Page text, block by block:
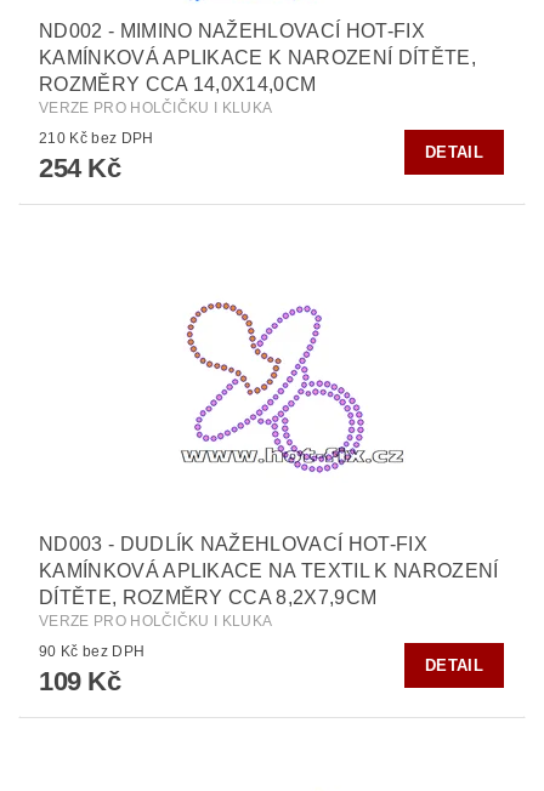
ND002 - MIMINO NAŽEHLOVACÍ HOT-FIX
KAMÍNKOVÁ APLIKACE K NAROZENÍ DÍTĚTE,
ROZMĚRY CCA 14,0X14,0CM
VERZE PRO HOLČIČKU I KLUKA
210 Kč bez DPH
254 Kč
DETAIL
ND003 - DUDLÍK NAŽEHLOVACÍ HOT-FIX
KAMÍNKOVÁ APLIKACE NA TEXTIL K NAROZENÍ
DÍTĚTE, ROZMĚRY CCA 8,2X7,9CM
VERZE PRO HOLČIČKU I KLUKA
90 Kč bez DPH
109 Kč
DETAIL